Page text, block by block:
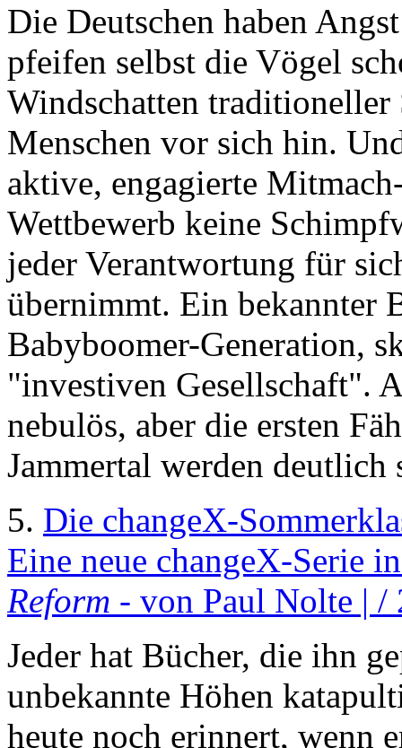
Die Deutschen haben
pfeifen selbst die Vögel
Windschatten traditioneller
Menschen vor sich hin.
aktive, engagierte
Wettbewerb keine
jeder Verantwortung für
übernimmt. Ein bekannter
Babyboomer-Generation,
"investiven Gesellschaft".
nebulös, aber die ersten
Jammertal werden deutlich
5. Die changeX-
Eine neue changeX-Serie
Reform - von Paul Nolte | /
Jeder hat Bücher, die ihn
unbekannte Höhen
heute noch erinnert, wenn